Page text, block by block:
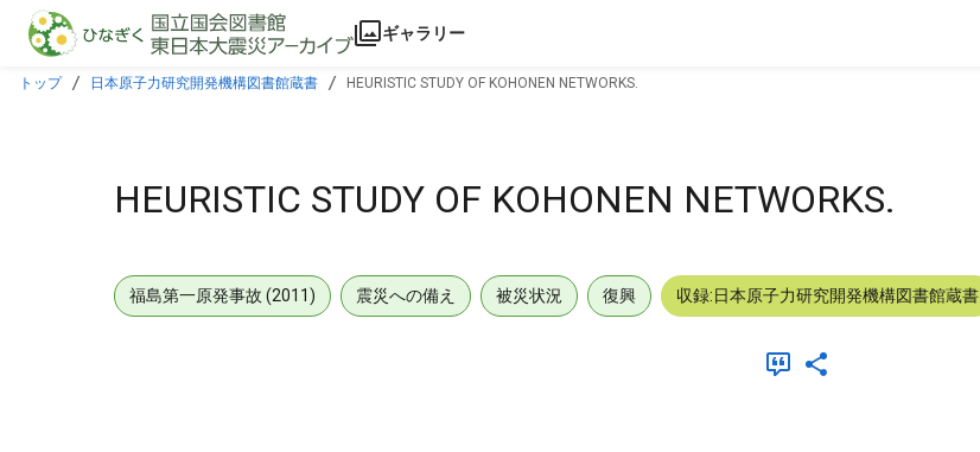
本文に飛ぶ
ギャラリー
トップ 日本原子力研究開発機構図書館蔵書 HEURISTIC STUDY OF KOHONEN NETWORKS.
HEURISTIC STUDY OF KOHONEN NETWORKS.
福島第一原発事故 (2011) 震災への備え 被災状況 復興 収録:日本原子力研究開発機構図書館蔵書